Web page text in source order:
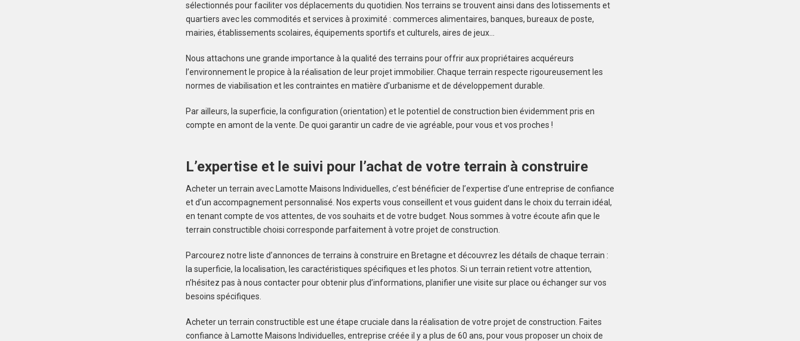
sélectionnés pour faciliter vos déplacements du quotidien. Nos terrains se trouvent ainsi dans des lotissements et
quartiers avec les commodités et services à proximité : commerces alimentaires, banques, bureaux de poste,
mairies, établissements scolaires, équipements sportifs et culturels, aires de jeux…
Nous attachons une grande importance à la qualité des terrains pour offrir aux propriétaires acquéreurs
l’environnement le propice à la réalisation de leur projet immobilier. Chaque terrain respecte rigoureusement les
normes de viabilisation et les contraintes en matière d’urbanisme et de développement durable.
Par ailleurs, la superficie, la configuration (orientation) et le potentiel de construction bien évidemment pris en
compte en amont de la vente. De quoi garantir un cadre de vie agréable, pour vous et vos proches !
L’expertise et le suivi pour l’achat de votre terrain à construire
Acheter un terrain avec Lamotte Maisons Individuelles, c’est bénéficier de l’expertise d’une entreprise de confiance
et d’un accompagnement personnalisé. Nos experts vous conseillent et vous guident dans le choix du terrain idéal,
en tenant compte de vos attentes, de vos souhaits et de votre budget. Nous sommes à votre écoute afin que le
terrain constructible choisi corresponde parfaitement à votre projet de construction.
Parcourez notre liste d’annonces de terrains à construire en Bretagne et découvrez les détails de chaque terrain :
la superficie, la localisation, les caractéristiques spécifiques et les photos. Si un terrain retient votre attention,
n’hésitez pas à nous contacter pour obtenir plus d’informations, planifier une visite sur place ou échanger sur vos
besoins spécifiques.
Acheter un terrain constructible est une étape cruciale dans la réalisation de votre projet de construction. Faites
confiance à Lamotte Maisons Individuelles, entreprise créée il y a plus de 60 ans, pour vous proposer un choix de